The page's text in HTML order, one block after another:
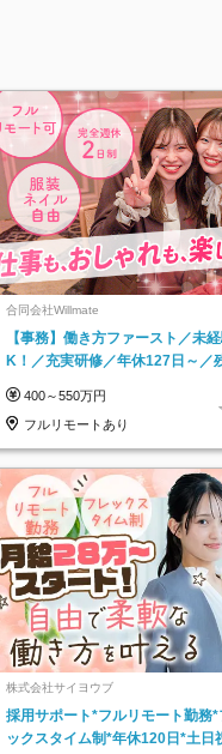
合同会社Willmate
【事務】働き方ファースト／未
K！／充実研修／年休127日～／
400～550万円
フルリモートあり
株式会社サイヨウブ
採用サポート*フルリモート勤務*
ックスタイム制*年休120日*土日